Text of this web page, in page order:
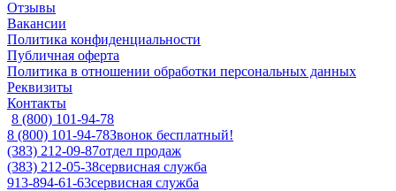
Отзывы
Вакансии
Политика конфиденциальности
Публичная оферта
Политика в отношении обработки персональных данных
Реквизиты
Контакты
8 (800) 101-94-78
8 (800) 101-94-78Звонок бесплатный!
(383) 212-09-87отдел продаж
(383) 212-05-38сервисная служба
913-894-61-63сервисная служба